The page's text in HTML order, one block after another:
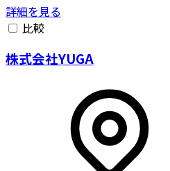
詳細を見る
比較
株式会社YUGA